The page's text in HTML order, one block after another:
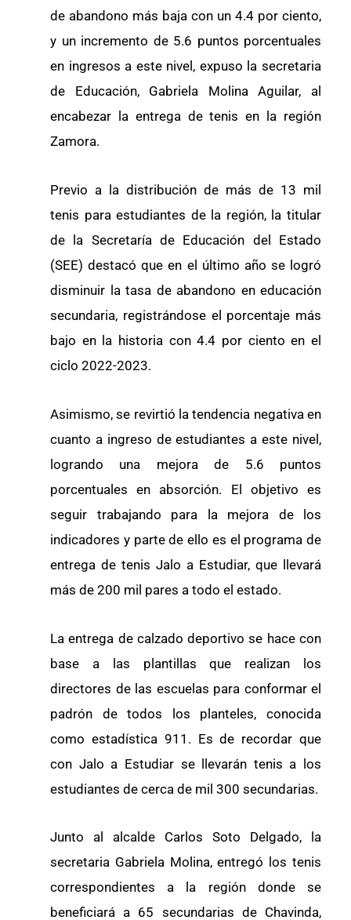
de abandono más baja con un 4.4 por ciento,
y un incremento de 5.6 puntos porcentuales
en ingresos a este nivel, expuso la secretaria
de Educación, Gabriela Molina Aguilar, al
encabezar la entrega de tenis en la región
Zamora.
Previo a la distribución de más de 13 mil
tenis para estudiantes de la región, la titular
de la Secretaría de Educación del Estado
(SEE) destacó que en el último año se logró
disminuir la tasa de abandono en educación
secundaria, registrándose el porcentaje más
bajo en la historia con 4.4 por ciento en el
ciclo 2022-2023.
Asimismo, se revirtió la tendencia negativa en
cuanto a ingreso de estudiantes a este nivel,
logrando una mejora de 5.6 puntos
porcentuales en absorción. El objetivo es
seguir trabajando para la mejora de los
indicadores y parte de ello es el programa de
entrega de tenis Jalo a Estudiar, que llevará
más de 200 mil pares a todo el estado.
La entrega de calzado deportivo se hace con
base a las plantillas que realizan los
directores de las escuelas para conformar el
padrón de todos los planteles, conocida
como estadística 911. Es de recordar que
con Jalo a Estudiar se llevarán tenis a los
estudiantes de cerca de mil 300 secundarias.
Junto al alcalde Carlos Soto Delgado, la
secretaria Gabriela Molina, entregó los tenis
correspondientes a la región donde se
beneficiará a 65 secundarias de Chavinda,